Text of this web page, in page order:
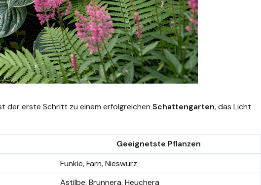
der erste Schritt zu einem erfolgreichen Schattengarten, das Licht
Geeignetste Pflanzen
Funkie, Farn, Nieswurz
Astilbe, Brunnera, Heuchera